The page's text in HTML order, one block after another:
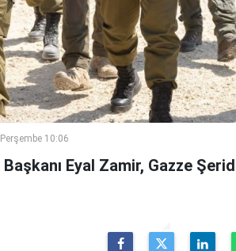
10:06
Eyal Zamir, Gazze